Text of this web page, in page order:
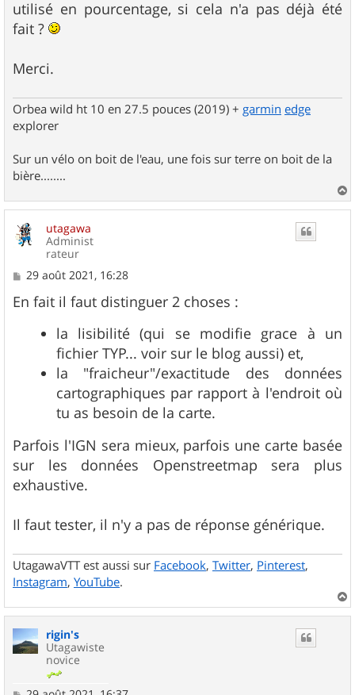
utilisé en pourcentage, si cela n'a pas déjà été
fait ?
Merci.
Orbea wild ht 10 en 27.5 pouces (2019) + garmin edge
explorer
Sur un vélo on boit de l'eau, une fois sur terre on boit de la
bière........
a
utagawa
Administ
rateur
M
s
s
29 août 2021, 16:28
En fait il faut distinguer 2 choses :
la lisibilité (qui se modifie grace à un
fichier TYP... voir sur le blog aussi) et,
la "fraicheur"/exactitude des données
cartographiques par rapport à l'endroit où
tu as besoin de la carte.
Parfois l'IGN sera mieux, parfois une carte basée
sur les données Openstreetmap sera plus
exhaustive.
Il faut tester, il n'y a pas de réponse générique.
UtagawaVTT est aussi sur Facebook, Twitter, Pinterest,
Instagram, YouTube.
a
rigin's
Utagawiste
novice